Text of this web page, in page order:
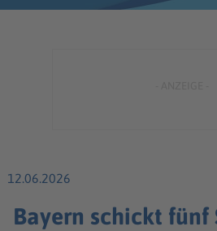
12.06.2026
Bayern schickt